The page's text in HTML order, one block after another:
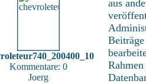
Kommentare: 0
Joerg
aus